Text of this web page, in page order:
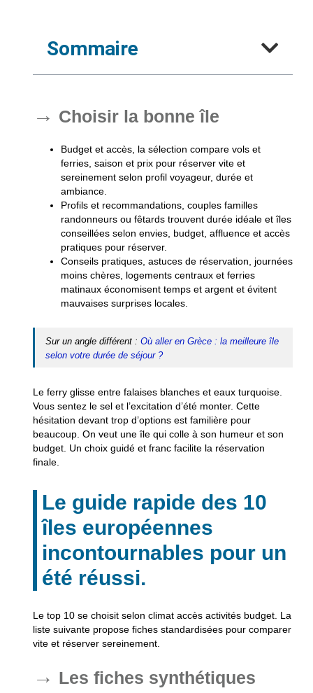
Sommaire
Choisir la bonne île
Budget et accès, la sélection compare vols et
ferries, saison et prix pour réserver vite et
sereinement selon profil voyageur, durée et
ambiance.
Profils et recommandations, couples familles
randonneurs ou fêtards trouvent durée idéale et îles
conseillées selon envies, budget, affluence et accès
pratiques pour réserver.
Conseils pratiques, astuces de réservation, journées
moins chères, logements centraux et ferries
matinaux économisent temps et argent et évitent
mauvaises surprises locales.
Sur un angle différent : Où aller en Grèce : la meilleure île
selon votre durée de séjour ?
Le ferry glisse entre falaises blanches et eaux turquoise.
Vous sentez le sel et l’excitation d’été monter. Cette
hésitation devant trop d’options est familière pour
beaucoup. On veut une île qui colle à son humeur et son
budget. Un choix guidé et franc facilite la réservation
finale.
Le guide rapide des 10
îles européennes
incontournables pour un
été réussi.
Le top 10 se choisit selon climat accès activités budget. La
liste suivante propose fiches standardisées pour comparer
vite et réserver sereinement.
Les fiches synthétiques